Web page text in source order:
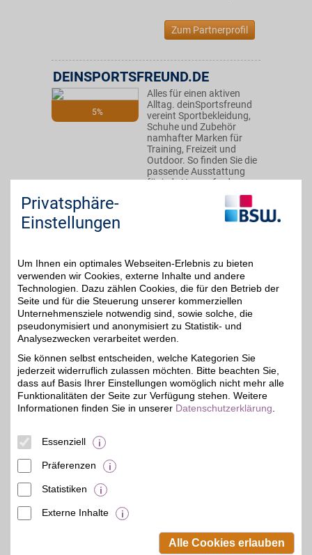
Zum Partnerprofil
5%
DEINSPORTSFREUND.DE
Alles für einen aktiven
Alltag. deinSportsfreund
vereint Sportbekleidung,
Schuhe und Zubehör
namhafter Marken für
Training, Freizeit und
Outdoor. So finden Sie die
passende Ausstattung
für jede Herausforderung.
Mit BSW-Vorteil macht
Bewegung noch mehr
ara Shoes
Komfort, der läuft. Hier
verbinden sich modisches
Design und hochwertige
angenehmen
Tragegefühl. Ob im Büro,
in der Freizeit oder zu
besonderen Anlässen,
diese Schuhe machen
Beamten-Selbsthilfewerk GmbH.
Privatsphäre-
Einstellungen
Um Ihnen ein optimales Webseiten-Erlebnis zu bieten
verwenden wir Cookies, externe Inhalte und andere
Technologien. Dazu zählen Cookies, die für den Betrieb der
Seite und für die Steuerung unserer kommerziellen
Unternehmensziele notwendig sind, sowie solche, die
pseudonymisiert und anonymisiert zu Statistik- und
Analysezwecken verarbeitet werden.
Sie können selbst entscheiden, welche Kategorien Sie
jederzeit widerruflich zulassen möchten. Bitte beachten Sie,
dass auf Basis Ihrer Einstellungen womöglich nicht mehr alle
Funktionalitäten der Seite zur Verfügung stehen. Weitere
Informationen finden Sie in unserer Datenschutzerklärung
Essenziell
Präferenzen
Statistiken
Externe Inhalte
Alle Cookies erlauben